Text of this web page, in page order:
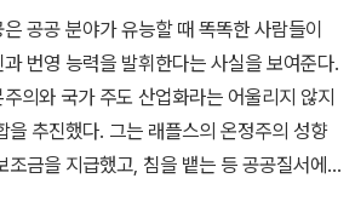
. 우리나라의 서울 또한 이러한 점에서 자
든 서울 집값을 잡겠다고 공약을 하지만 인
요 억제 정책을 펼쳐왔고, 부동산 시장은 늘
. 답은 명확하게 공급 확대이다. 저자가 말
벨트를 해제하고, 재건축을 허용하여 공급을
공공 분야가 유능할 때 똑똑한 사람들이
번영 능력을 발휘한다는 사실을 보여준다.
의와 국가 주도 산업화라는 어울리지 않지
을 추진했다. 그는 래플스의 온정주의 성향
조금을 지급했고, 침을 뱉는 등 공공질서에